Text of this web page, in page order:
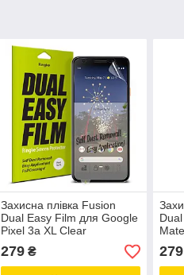
Захисна плівка Fusion
Dual Easy Film для Google
Pixel 3a XL Clear
(ESGG0003)
279₴ 279